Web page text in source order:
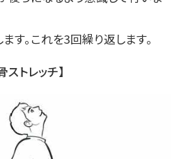
。これを3回繰り返します。
トレッチ】